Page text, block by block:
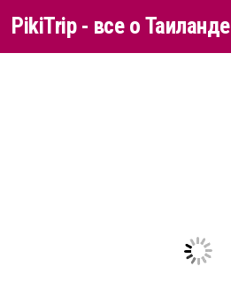
Перейти к содержимому
PikiTrip - все о Таиланде